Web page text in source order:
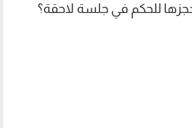
للحكم في جلسة لاحقة؟